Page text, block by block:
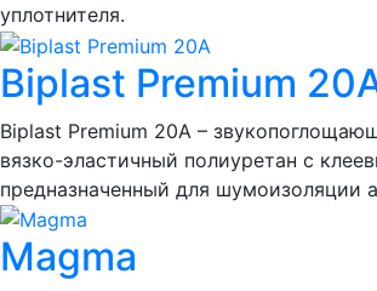
уплотнителя.
Biplast Premium
Biplast Premium 20A –
вязко-эластичный полиуретан с
предназначенный для шумоизоляции
Magma